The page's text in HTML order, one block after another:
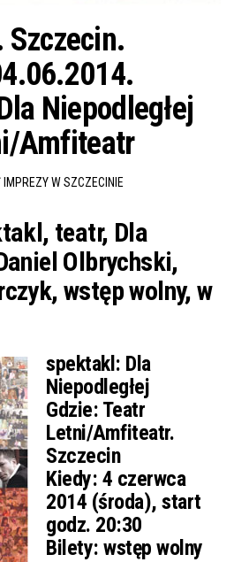
Szczecin.
Niepodległej
Amfiteatr
IMPREZY W SZCZECINIE
teatr, Dla
Olbrychski,
wstęp wolny, w
spektakl: Dla
Niepodległej
Gdzie: Teatr
Letni/Amfiteatr.
Szczecin
Kiedy: 4 czerwca
2014 (środa), start
godz. 20:30
Bilety: wstęp wolny